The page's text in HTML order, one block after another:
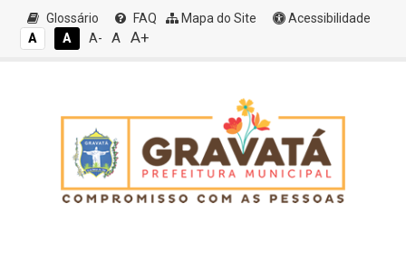
Glossário FAQ Mapa do Site
Acessibilidade
A
A A- A A+